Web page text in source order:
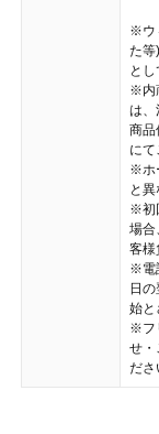
※ウ
た等
とし
※内
は、
商品
にて
※ホ
と異
※初
場合
客様
※電
日
始と
※フ
せ・
ださ